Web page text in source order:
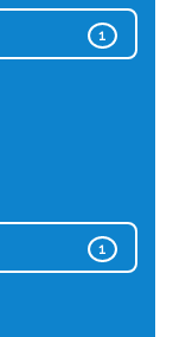
1
1